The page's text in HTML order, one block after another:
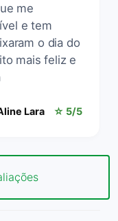
me
e tem
o dia do
mais feliz e
Lara ☆ 5/5